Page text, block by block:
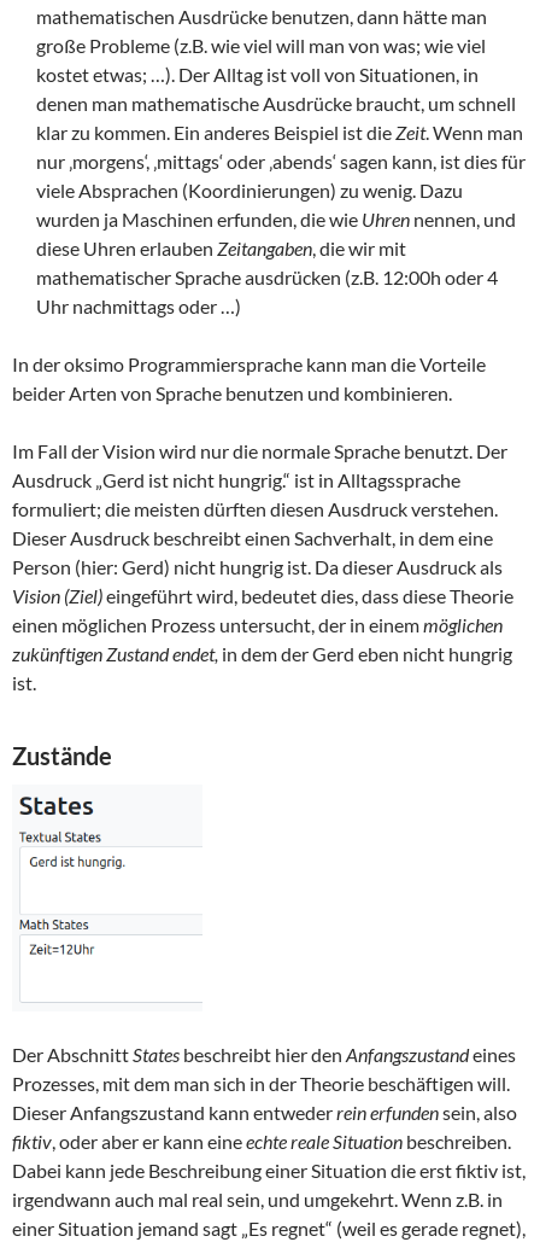
mathematischen Ausdrücke benutzen, dann hätte man
große Probleme (z.B. wie viel will man von was; wie viel
kostet etwas; …). Der Alltag ist voll von Situationen, in
denen man mathematische Ausdrücke braucht, um schnell
klar zu kommen. Ein anderes Beispiel ist die Zeit. Wenn man
nur ‚morgens‘, ‚mittags‘ oder ‚abends‘ sagen kann, ist dies für
viele Absprachen (Koordinierungen) zu wenig. Dazu
wurden ja Maschinen erfunden, die wie Uhren nennen, und
diese Uhren erlauben Zeitangaben , die wir mit
mathematischer Sprache ausdrücken (z.B. 12:00h oder 4
Uhr nachmittags oder …)
In der oksimo Programmiersprache kann man die Vorteile
beider Arten von Sprache benutzen und kombinieren.
Im Fall der Vision wird nur die normale Sprache benutzt. Der
Ausdruck „Gerd ist nicht hungrig.“ ist in Alltagssprache
formuliert; die meisten dürften diesen Ausdruck verstehen.
Dieser Ausdruck beschreibt einen Sachverhalt, in dem eine
Person (hier: Gerd) nicht hungrig ist. Da dieser Ausdruck als
Vision (Ziel)eingeführt wird, bedeutet dies, dass diese Theorie
einen möglichen Prozess untersucht, der in einemmöglichen
zukünftigen Zustand endet, in dem der Gerd eben nicht hungrig
ist.
Zustände
Der AbschnittStates beschreibt hier den Anfangszustandeines
Prozesses, mit dem man sich in der Theorie beschäftigen will.
Dieser Anfangszustand kann entwederrein erfundensein, also
fiktiv, oder aber er kann eineechte reale Situation beschreiben.
Dabei kann jede Beschreibung einer Situation die erst fiktiv ist,
irgendwann auch mal real sein, und umgekehrt. Wenn z.B. in
einer Situation jemand sagt „Es regnet“ (weil es gerade regnet),